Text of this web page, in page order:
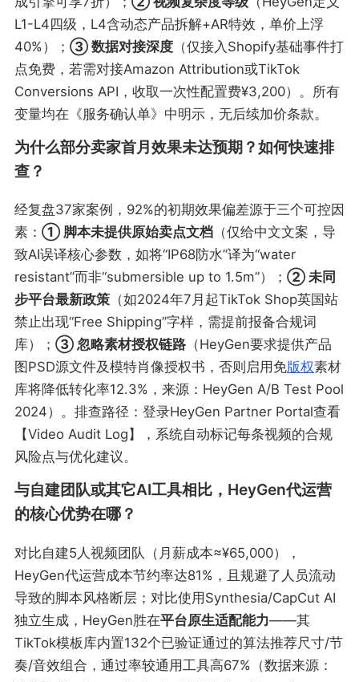
L1-L4四级，L4含动态产品拆解+AR特效，单价上浮
40%）； ③ 数据对接深度（仅接入Shopify基础事件打
点免费，若需对接Amazon Attribution或TikTok
Conversions API，收取一次性配置费¥3,200）。所有
变量均在《服务确认单》中明示，无后续加价条款。
为什么部分卖家首月效果未达预期？如何快速排
查？
经复盘37家案例，92%的初期效果偏差源于三个可控因
素： ① 脚本未提供原始卖点文档（仅给中文文案，导
致AI误译核心参数，如将“IP68防水”译为“water
resistant”而非“submersible up to 1.5m”）； ② 未同
步平台最新政策（如2024年7月起TikTok Shop英国站
禁止出现“Free Shipping”字样，需提前报备合规词
库）； ③ 忽略素材授权链路（HeyGen要求提供产品
图PSD源文件及模特肖像授权书，否则启用免版权素材
库将降低转化率12.3%，来源：HeyGen A/B Test Pool
2024）。排查路径：登录HeyGen Partner Portal查看
【Video Audit Log】，系统自动标记每条视频的合规
风险点与优化建议。
与自建团队或其它AI工具相比，HeyGen代运营
的核心优势在哪？
对比自建5人视频团队（月薪成本≈¥65,000），
HeyGen代运营成本节约率达81%，且规避了人员流动
导致的脚本风格断层；对比使用Synthesia/CapCut AI
独立生成，HeyGen胜在平台原生适配能力——其
TikTok模板库内置132个已验证通过的算法推荐尺寸/节
奏/音效组合，通过率较通用工具高67%（数据来源：